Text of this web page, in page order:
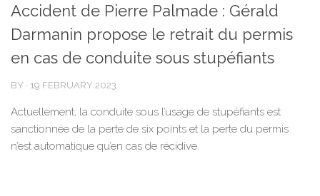
Accident de Pierre Palmade : Gérald
Darmanin propose le retrait du permis
en cas de conduite sous stupéfiants
BY · 19 FEBRUARY 2023
Actuellement, la conduite sous l’usage de stupéfiants est
sanctionnée de la perte de six points et la perte du permis
n’est automatique qu’en cas de récidive.